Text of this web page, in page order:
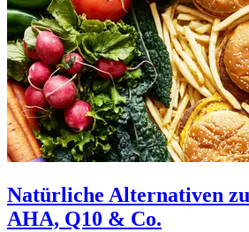
Natürliche Alternativen
AHA, Q10 & Co.